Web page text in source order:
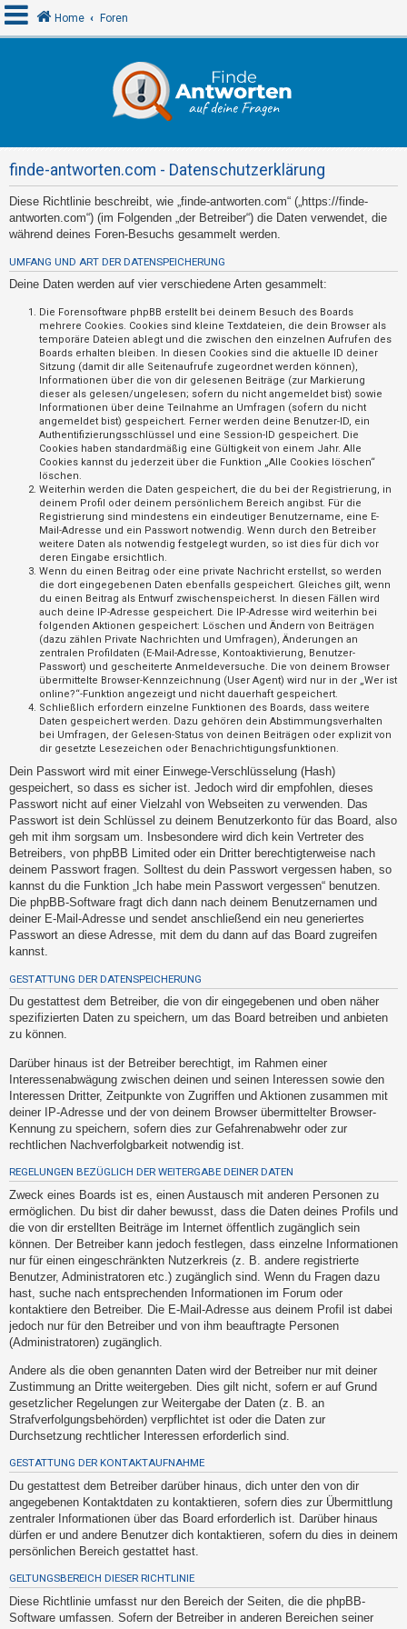
e
l
d
e
w
o
r
t
e
t
e
T
h
e
m
e
n
A
k
t
i
v
e
T
h
e
m
e
n
S
u
c
e
F
A
Q
Home Foren
finde-antworten.com - Datenschutzerklärung
Diese Richtlinie beschreibt, wie „finde-antworten.com“ („https://finde-
antworten.com“) (im Folgenden „der Betreiber“) die Daten verwendet, die
während deines Foren-Besuchs gesammelt werden.
UMFANG UND ART DER DATENSPEICHERUNG
Deine Daten werden auf vier verschiedene Arten gesammelt:
Die Forensoftware phpBB erstellt bei deinem Besuch des Boards
mehrere Cookies. Cookies sind kleine Textdateien, die dein Browser als
temporäre Dateien ablegt und die zwischen den einzelnen Aufrufen des
Boards erhalten bleiben. In diesen Cookies sind die aktuelle ID deiner
Sitzung (damit dir alle Seitenaufrufe zugeordnet werden können),
Informationen über die von dir gelesenen Beiträge (zur Markierung
dieser als gelesen/ungelesen; sofern du nicht angemeldet bist) sowie
Informationen über deine Teilnahme an Umfragen (sofern du nicht
angemeldet bist) gespeichert. Ferner werden deine Benutzer-ID, ein
Authentifizierungsschlüssel und eine Session-ID gespeichert. Die
Cookies haben standardmäßig eine Gültigkeit von einem Jahr. Alle
Cookies kannst du jederzeit über die Funktion „Alle Cookies löschen“
löschen.
Weiterhin werden die Daten gespeichert, die du bei der Registrierung, in
deinem Profil oder deinem persönlichem Bereich angibst. Für die
Registrierung sind mindestens ein eindeutiger Benutzername, eine E-
Mail-Adresse und ein Passwort notwendig. Wenn durch den Betreiber
weitere Daten als notwendig festgelegt wurden, so ist dies für dich vor
deren Eingabe ersichtlich.
Wenn du einen Beitrag oder eine private Nachricht erstellst, so werden
die dort eingegebenen Daten ebenfalls gespeichert. Gleiches gilt, wenn
du einen Beitrag als Entwurf zwischenspeicherst. In diesen Fällen wird
auch deine IP-Adresse gespeichert. Die IP-Adresse wird weiterhin bei
folgenden Aktionen gespeichert: Löschen und Ändern von Beiträgen
(dazu zählen Private Nachrichten und Umfragen), Änderungen an
zentralen Profildaten (E-Mail-Adresse, Kontoaktivierung, Benutzer-
Passwort) und gescheiterte Anmeldeversuche. Die von deinem Browser
übermittelte Browser-Kennzeichnung (User Agent) wird nur in der „Wer ist
online?“-Funktion angezeigt und nicht dauerhaft gespeichert.
Schließlich erfordern einzelne Funktionen des Boards, dass weitere
Daten gespeichert werden. Dazu gehören dein Abstimmungsverhalten
bei Umfragen, der Gelesen-Status von deinen Beiträgen oder explizit von
dir gesetzte Lesezeichen oder Benachrichtigungsfunktionen.
Dein Passwort wird mit einer Einwege-Verschlüsselung (Hash)
gespeichert, so dass es sicher ist. Jedoch wird dir empfohlen, dieses
Passwort nicht auf einer Vielzahl von Webseiten zu verwenden. Das
Passwort ist dein Schlüssel zu deinem Benutzerkonto für das Board, also
geh mit ihm sorgsam um. Insbesondere wird dich kein Vertreter des
Betreibers, von phpBB Limited oder ein Dritter berechtigterweise nach
deinem Passwort fragen. Solltest du dein Passwort vergessen haben, so
kannst du die Funktion „Ich habe mein Passwort vergessen“ benutzen.
Die phpBB-Software fragt dich dann nach deinem Benutzernamen und
deiner E-Mail-Adresse und sendet anschließend ein neu generiertes
Passwort an diese Adresse, mit dem du dann auf das Board zugreifen
kannst.
GESTATTUNG DER DATENSPEICHERUNG
Du gestattest dem Betreiber, die von dir eingegebenen und oben näher
spezifizierten Daten zu speichern, um das Board betreiben und anbieten
zu können.
Darüber hinaus ist der Betreiber berechtigt, im Rahmen einer
Interessenabwägung zwischen deinen und seinen Interessen sowie den
Interessen Dritter, Zeitpunkte von Zugriffen und Aktionen zusammen mit
deiner IP-Adresse und der von deinem Browser übermittelter Browser-
Kennung zu speichern, sofern dies zur Gefahrenabwehr oder zur
rechtlichen Nachverfolgbarkeit notwendig ist.
REGELUNGEN BEZÜGLICH DER WEITERGABE DEINER DATEN
Zweck eines Boards ist es, einen Austausch mit anderen Personen zu
ermöglichen. Du bist dir daher bewusst, dass die Daten deines Profils und
die von dir erstellten Beiträge im Internet öffentlich zugänglich sein
können. Der Betreiber kann jedoch festlegen, dass einzelne Informationen
nur für einen eingeschränkten Nutzerkreis (z. B. andere registrierte
Benutzer, Administratoren etc.) zugänglich sind. Wenn du Fragen dazu
hast, suche nach entsprechenden Informationen im Forum oder
kontaktiere den Betreiber. Die E-Mail-Adresse aus deinem Profil ist dabei
jedoch nur für den Betreiber und von ihm beauftragte Personen
(Administratoren) zugänglich.
Andere als die oben genannten Daten wird der Betreiber nur mit deiner
Zustimmung an Dritte weitergeben. Dies gilt nicht, sofern er auf Grund
gesetzlicher Regelungen zur Weitergabe der Daten (z. B. an
Strafverfolgungsbehörden) verpflichtet ist oder die Daten zur
Durchsetzung rechtlicher Interessen erforderlich sind.
GESTATTUNG DER KONTAKTAUFNAHME
Du gestattest dem Betreiber darüber hinaus, dich unter den von dir
angegebenen Kontaktdaten zu kontaktieren, sofern dies zur Übermittlung
zentraler Informationen über das Board erforderlich ist. Darüber hinaus
dürfen er und andere Benutzer dich kontaktieren, sofern du dies in deinem
persönlichen Bereich gestattet hast.
GELTUNGSBEREICH DIESER RICHTLINIE
Diese Richtlinie umfasst nur den Bereich der Seiten, die die phpBB-
Software umfassen. Sofern der Betreiber in anderen Bereichen seiner